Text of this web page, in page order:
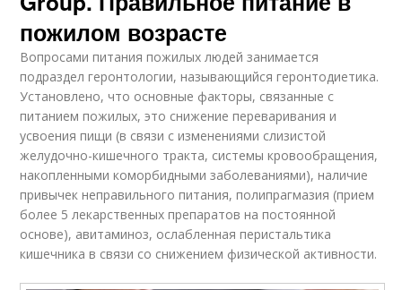
пожилом возрасте
Вопросами питания пожилых людей занимается
подраздел геронтологии, называющийся геронтодиетика.
Установлено, что основные факторы, связанные с
питанием пожилых, это снижение переваривания и
усвоения пищи (в связи с изменениями слизистой
желудочно-кишечного тракта, системы кровообращения,
накопленными коморбидными заболеваниями), наличие
привычек неправильного питания, полипрагмазия (прием
более 5 лекарственных препаратов на постоянной
основе), авитаминоз, ослабленная перистальтика
кишечника в связи со снижением физической активности.